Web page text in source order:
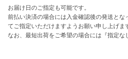
お届け日のご指定も可能です。
前払い決済の場合には入金確認後の発送とな
てご指定いただけますようお願い申し上げま
なお、最短出荷をご希望の場合には『指定な